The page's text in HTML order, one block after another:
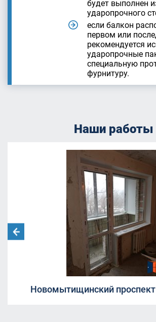
будет выполнен
ударопрочного
если балкон
первом или
рекомендуется
ударопрочные
специальную
фурнитуру.
Наши работы
Новомытищинский проспект